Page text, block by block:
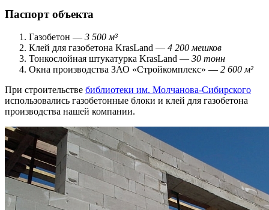
Паспорт объекта
Газобетон — 3 500 м³
Клей для газобетона KrasLand — 4 200 мешков
Тонкослойная штукатурка KrasLand — 30 тонн
Окна производства ЗАО «Стройкомплекс» — 2 600 м²
При строительстве библиотеки им. Молчанова-Сибирского
использовались газобетонные блоки и клей для газобетона
производства нашей компании.